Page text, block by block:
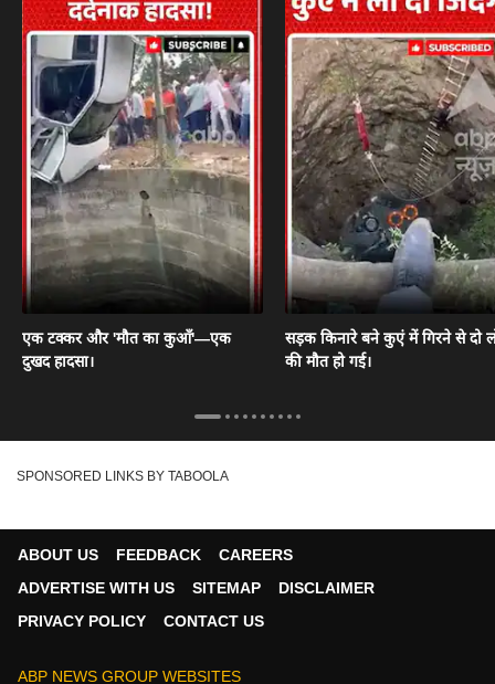
एक टक्कर और 'मौत का कुआँ'—एक
दुखद हादसा।
सड़क किनारे बने कुएं में गिरने से दो
की मौत हो गई।
SPONSORED LINKS BY TABOOLA
ABOUT US FEEDBACK
CAREERS
ADVERTISE WITH US
SITEMAP
DISCLAIMER
PRIVACY POLICY
CONTACT US
ABP NEWS GROUP WEBSITES